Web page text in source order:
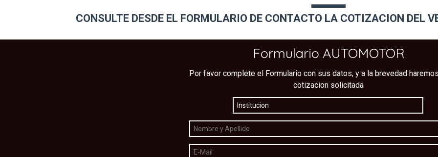
CONSULTE DESDE EL FORMULARIO DE CONTACTO LA COTIZACION DEL
Formulario AUTOMOTOR
Por favor complete el Formulario con sus datos, y a la brevedad
cotizacion solicitada